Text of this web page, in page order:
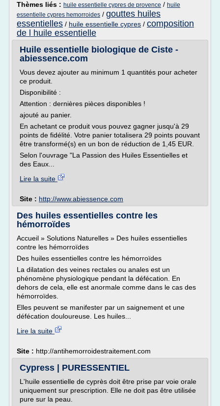
Thèmes liés : huile essentielle cypres de provence / huile
essentielle cypres hemorroides / gouttes huiles
essentielles / huile essentielle cypres / composition
de l huile essentielle
Huile essentielle biologique de Ciste -
abiessence.com
Vous devez ajouter au minimum 1 quantités pour acheter
ce produit.
Disponibilité :
Attention : dernières pièces disponibles !
ajouté au panier.
En achetant ce produit vous pouvez gagner jusqu'à 29
points de fidélité. Votre panier totalisera 29 points pouvant
être transformé(s) en un bon de réduction de 1,45 EUR.
Selon l'ouvrage "La Passion des Huiles Essentielles et
des Eaux...
Lire la suite
Site : http://www.abiessence.com
Des huiles essentielles contre les
hémorroïdes
Accueil » Solutions Naturelles » Des huiles essentielles
contre les hémorroïdes
Des huiles essentielles contre les hémorroïdes
La dilatation des veines rectales ou anales est un
phénomène physiologique pendant la défécation. En
dehors de cela, elle est anormale comme dans le cas des
hémorroïdes.
Elles peuvent se manifester par un saignement et une
défécation douloureuse. Les huiles...
Lire la suite
Site : http://antihemorroidestraitement.com
Cypress | PURESSENTIEL
L'huile essentielle de cyprès doit être prise par voie orale
uniquement sur prescription. Elle ne doit pas être utilisée
pure sur la peau.